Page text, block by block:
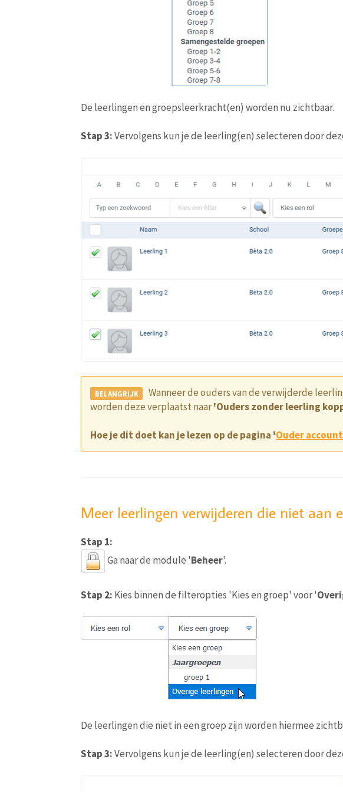
De leerlingen en groepsleerkracht(en) worden nu zichtbaar.
Stap 3:Vervolgens kun je de leerling(en) selecteren door
Wanneer de ouders van de verwijderde
worden deze verplaatst naar'Ouders zonder leerling
Hoe je dit doet kan je lezen op de pagina 'Ouder
Meer leerlingen verwijderen die niet aan
Stap 1:
Ga naar de module 'Beheer'.
Stap 2: Kies binnen de filteropties 'Kies en groep' voor '
De leerlingen die niet in een groep zijn worden hiermee
Stap 3:Vervolgens kun je de leerling(en) selecteren door